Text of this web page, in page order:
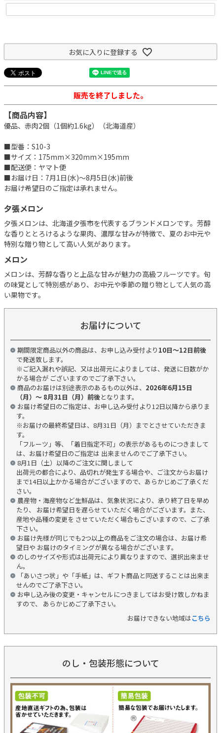
お気に入りに登録する
販売を終了しました。
【商品内容】
優品、赤肉2個（1個約1.6kg）（北海道産）
■型番：S10-3
■サイズ：175mm×320mm×195mm
■配送便：ヤマト便
■お届け日：7月1日(水)～8月5日(水)前後
お届け希望日のご指定は承れません。
夕張メロン
夕張メロンは、北海道夕張市を代表するブランドメロンです。芳醇
な香りととろけるような果肉、濃厚な甘みが特徴で、夏のお中元や
特別な贈り物として高い人気があります。
メロン
メロンは、芳醇な香りと上品な甘みが魅力の高級フルーツです。旬
の味覚として特別感があり、お中元や季節の贈り物として人気の高
い果物です。
お届けについて
期間限定商品以外の商品は、お申し込み受付より 10日～12日前後
で発送致します。
※ご記入漏れや誤記、又は出荷元によりましては、発送に日数がか
かる場合が ございますのでご了承下さい。
商品のお届けは別途表示のあるもの以外は、 2026年6月15日
（月）～ 8月31日（月）前後となります。
お届け希望日のご指定は、お申し込み受付より12日以降から承りま
す。
※お届けの最終希望日は、8月31日（月）までとさせていただきま
す。
「フルーツ」等、「着日指定不可」の表示があるものにつきまして
は、お届け希望日のご指定は 出来ませんのでご了承下さい。
8月1日（土）以降のご注文に関しまして
出荷元の都合により、品切れが発生する場合や、ご注文からお届け
まで14日以上かかる場合がございますので、あらかじめご了承くだ
さい。
農産物・海産物など生鮮品は、気象状況により、承り終了日を早め
たり、 お届け希望日を遅らせていただく場合がございます。また、
産地や品種の変更を させていただく場合もございますので、ご了承
下さい。
お届け先様が同じでも2つ以上の商品をご注文の場合は、お届け希
望日や お届けのタイミングが異なる場合がございます。
のしのサイズや形式は出荷元により異なりますので、選択出来ませ
ん。
「あいさつ状」や「手紙」は、ギフト商品と同送することは出来ま
せんのでご了承下さい。
お申し込み後の変更・キャンセルにつきましてはお受け致しかねま
すので、 あらかじめご了承下さい。
お届けできない地域はこちら
のし・包装形態について